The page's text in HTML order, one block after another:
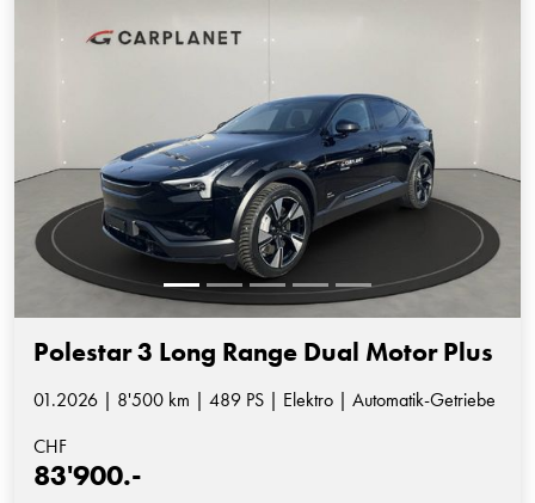
Polestar 3 Long Range Dual Motor Plus
01.2026 | 8'500 km | 489 PS | Elektro | Automatik-Getriebe
CHF
83'900.-